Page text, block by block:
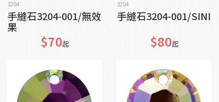
3204
手縫石3204-001/無效
果
$70起
3204
手縫石3204-001/SINI
$80起